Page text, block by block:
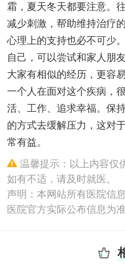
霜，夏天冬天都要注意。
减少刺激，帮助维持治疗的
心理上的支持也必不可少
自己，可以尝试和家人朋
大家有相似的经历，更容
一个人在面对这个疾病，
活、工作、追求幸福。保
的方式去缓解压力，这对
常有益。
温馨提示：以上内容仅
如有不适，请及时就医。
声明：本网站所有医院信
医院官方实际公布信息为准